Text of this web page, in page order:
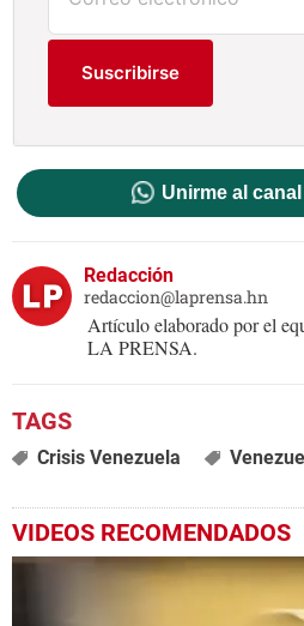
Suscribirse
Unirme al
Redacción
redaccion@laprensa.hn
Artículo elaborado por el
LA PRENSA.
Crisis Venezuela
VIDEOS RECOMENDADOS